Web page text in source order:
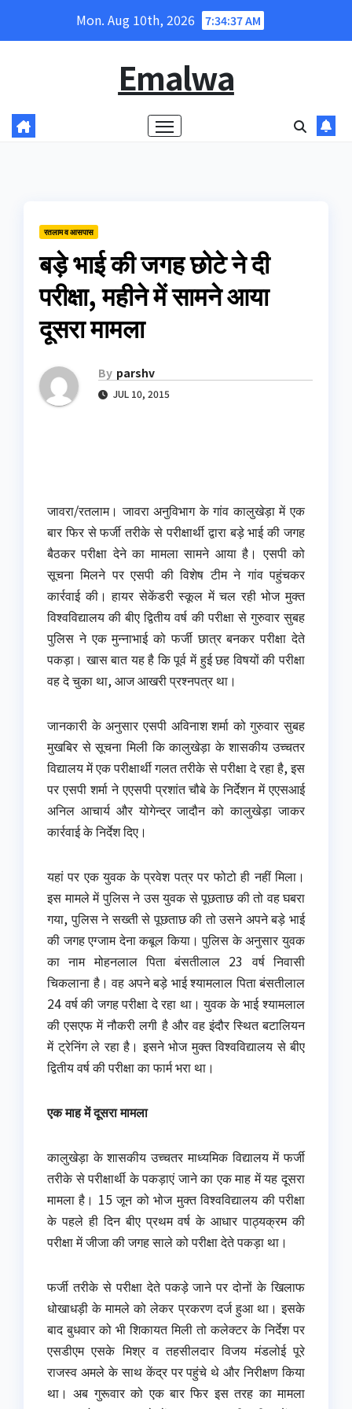
Mon. Aug 10th, 2026 7:34:37 AM
Emalwa
रतलाम व आसपास
बड़े भाई की जगह छोटे ने दी
परीक्षा, महीने में सामने आया
दूसरा मामला
By parshv
JUL 10, 2015
जावरा/रतलाम। जावरा अनुविभाग के गांव कालुखेड़ा में एक
बार फिर से फर्जी तरीके से परीक्षार्थी द्वारा बड़े भाई की जगह
बैठकर परीक्षा देने का मामला सामने आया है। एसपी को
सूचना मिलने पर एसपी की विशेष टीम ने गांव पहुंचकर
कार्रवाई की। हायर सेकेंडरी स्कूल में चल रही भोज मुक्त
विश्वविद्यालय की बीए द्वितीय वर्ष की परीक्षा से गुरुवार सुबह
पुलिस ने एक मुन्नाभाई को फर्जी छात्र बनकर परीक्षा देते
पकड़ा। खास बात यह है कि पूर्व में हुई छह विषयों की परीक्षा
वह दे चुका था, आज आखरी प्रश्नपत्र था।
जानकारी के अनुसार एसपी अविनाश शर्मा को गुरुवार सुबह
मुखबिर से सूचना मिली कि कालुखेड़ा के शासकीय उच्चतर
विद्यालय में एक परीक्षार्थी गलत तरीके से परीक्षा दे रहा है, इस
पर एसपी शर्मा ने एएसपी प्रशांत चौबे के निर्देशन में एएसआई
अनिल आचार्य और योगेन्द्र जादौन को कालुखेड़ा जाकर
कार्रवाई के निर्देश दिए।
यहां पर एक युवक के प्रवेश पत्र पर फोटो ही नहीं मिला।
इस मामले में पुलिस ने उस युवक से पूछताछ की तो वह घबरा
गया, पुलिस ने सख्ती से पूछताछ की तो उसने अपने बड़े भाई
की जगह एग्जाम देना कबूल किया। पुलिस के अनुसार युवक
का नाम मोहनलाल पिता बंसतीलाल 23 वर्ष निवासी
चिकलाना है। वह अपने बड़े भाई श्यामलाल पिता बंसतीलाल
24 वर्ष की जगह परीक्षा दे रहा था। युवक के भाई श्यामलाल
की एसएफ में नौकरी लगी है और वह इंदौर स्थित बटालियन
में ट्रेनिंग ले रहा है। इसने भोज मुक्त विश्वविद्यालय से बीए
द्वितीय वर्ष की परीक्षा का फार्म भरा था।
एक माह में दूसरा मामला
कालुखेड़ा के शासकीय उच्चतर माध्यमिक विद्यालय में फर्जी
तरीके से परीक्षार्थी के पकड़ाएं जाने का एक माह में यह दूसरा
मामला है। 15 जून को भोज मुक्त विश्वविद्यालय की परीक्षा
के पहले ही दिन बीए प्रथम वर्ष के आधार पाठ्यक्रम की
परीक्षा में जीजा की जगह साले को परीक्षा देते पकड़ा था।
फर्जी तरीके से परीक्षा देते पकड़े जाने पर दोनों के खिलाफ
धोखाधड़ी के मामले को लेकर प्रकरण दर्ज हुआ था। इसके
बाद बुधवार को भी शिकायत मिली तो कलेक्टर के निर्देश पर
एसडीएम एसके मिश्र व तहसीलदार विजय मंडलोई पूरे
राजस्व अमले के साथ केंद्र पर पहुंचे थे और निरीक्षण किया
था। अब गुरूवार को एक बार फिर इस तरह का मामला